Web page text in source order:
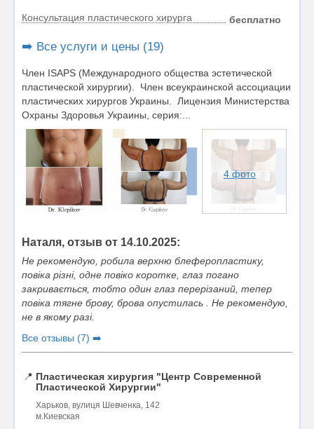
Консультация пластического хирурга бесплатно
➡️ Все услуги и цены (19)
Член ISAPS (Международного общества эстетической
пластической хирургии). Член всеукраинской ассоциации
пластических хирургов Украины. Лицензия Министерства
Охраны Здоровья Украины, серия:...
4 фото
Наталя, отзыв от 14.10.2025:
Не рекомендую, робила верхню блеферопластику,
повіка різні, одне повіко коротке, глаз погано
закривається, тобто один глаз перерізаний, тепер
повіка тягне брову, брова опустилась . Не рекомендую,
не в якому разі.
Все отзывы (7) ➡️
📍 Пластическая хирургия "Центр Современной
Пластической Хирургии"
Харьков, вулиця Шевченка, 142
м.Киевская